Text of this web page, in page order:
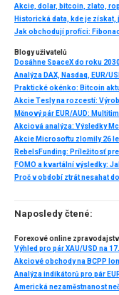
Akcie, dolar, bitcoin, zlato,
Blogy uživatelů
Dosáhne SpaceX do roku
Akcie Tesly na rozcestí:
Měnový pár EUR/AUD:
RebelsFunding: Príležitosť
FOMO a kvartální výsledky:
Proč v období ztrát nesahat
Naposledy čtené:
Forexové online
Výhled pro pár XAU/USD na
Akciové obchody na BCPP
Analýza indikátorů pro pár
Americká nezaměstnanost